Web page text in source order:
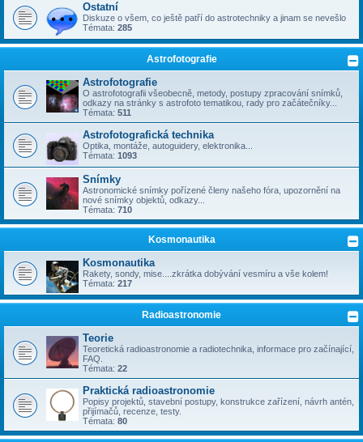
Ostatní
Diskuze o všem, co ještě patří do astrotechniky a jinam se nevešlo
Témata: 285
Astrofotografie
Astrofotografie
O astrofotografii všeobecně, metody, postupy zpracování snímků,
odkazy na stránky s astrofoto tematikou, rady pro začátečníky...
Témata: 511
Astrofotografická technika
Optika, montáže, autoguidery, elektronika...
Témata: 1093
Snímky
Astronomické snímky pořízené členy našeho fóra, upozornění na
nové snímky objektů, odkazy...
Témata: 710
Kosmonautika
Kosmonautika
Rakety, sondy, mise....zkrátka dobývání vesmíru a vše kolem!
Témata: 217
Radioastronomie
Teorie
Teoretická radioastronomie a radiotechnika, informace pro začínající,
FAQ.
Témata: 22
Praktická radioastronomie
Popisy projektů, stavební postupy, konstrukce zařízení, návrh antén,
přijímačů, recenze, testy.
Témata: 80